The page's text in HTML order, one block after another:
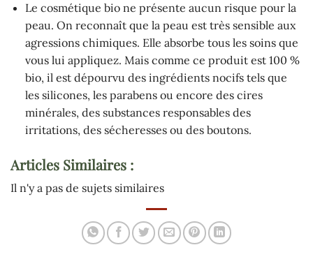
Le cosmétique bio ne présente aucun risque pour la
peau. On reconnaît que la peau est très sensible aux
agressions chimiques. Elle absorbe tous les soins que
vous lui appliquez. Mais comme ce produit est 100 %
bio, il est dépourvu des ingrédients nocifs tels que
les silicones, les parabens ou encore des cires
minérales, des substances responsables des
irritations, des sécheresses ou des boutons.
Articles Similaires :
Il n'y a pas de sujets similaires